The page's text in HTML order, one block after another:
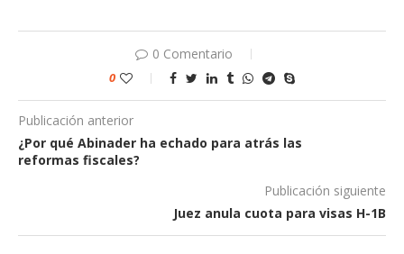
0 Comentario
0
Publicación anterior
¿Por qué Abinader ha echado para atrás las
reformas fiscales?
Publicación siguiente
Juez anula cuota para visas H-1B